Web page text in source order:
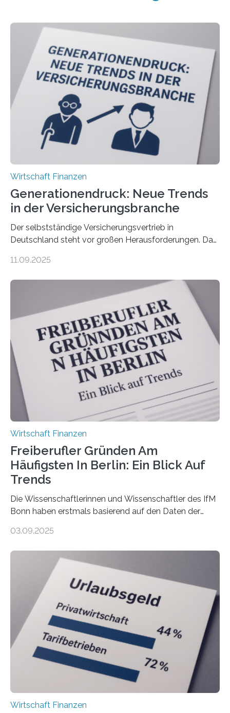
Wirtschaft Finanzen
Generationendruck: Neue Trends
in der Versicherungsbranche
Der selbstständige Versicherungsvertrieb in
Deutschland steht vor großen Herausforderungen. Das
Dr. Matthias Beenken und Prof. Dr. Lukas Linnenbrink
Bundesverbands Deutscher Versicherungskaufleute e.V.
durchgeführt haben. Die Studie basiert auf den
Antworten von 1.440 selbstständigen
Versicherungsvertreter*innen und -makler*innen. Ein
Ergebnis: Deutlich mehr als die Hälfte der Befragten ist
über 50 Jahre alt und wird in den nächsten Jahren eine
Nachfolgeregelung benötigen. Aber nur ein Drittel hat
bereits Regelungen…
11.09.2025
Wirtschaft Finanzen
Freiberufler Gründen Am
Häufigsten In Berlin: Ein Blick Auf
Trends
Die Wissenschaftlerinnen und Wissenschaftler des IfM
Bonn haben erstmals basierend auf den Daten der
Landkreise mit den meisten Gründungen von
ist demnach Berlin. Betrachtet man nur die Gründungen
der Freiberuflerinnen, so liegt Leipzig an der Spitze. In
Berlin starteten in 2024 die meisten Personen in eine
eigene freiberufliche Existenz, dahinter folgten die
Städte Hamburg, München und Köln. Betrachtet man
hingegen die Existenzgründungsintensität – die Anzahl
der freiberuflichen Gründungen je…
03.09.2025
Wirtschaft Finanzen